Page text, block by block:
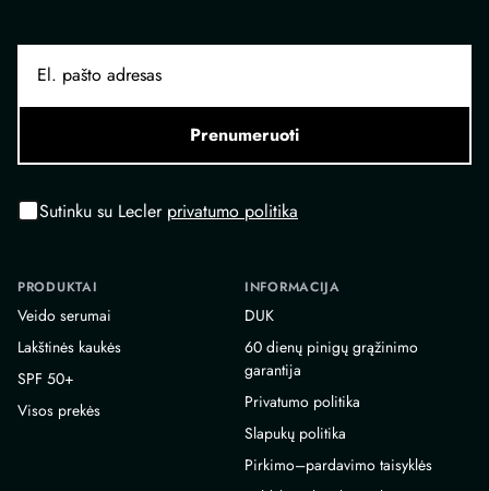
Prenumeruoti
Sutinku su Lecler privatumo politika
PRODUKTAI
Veido serumai
Lakštinės kaukės
SPF 50+
Visos prekės
INFORMACIJA
DUK
60 dienų pinigų grąžinimo
garantija
Privatumo politika
Slapukų politika
Pirkimo–pardavimo taisyklės